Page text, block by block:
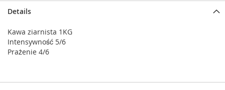
Details
Kawa ziarnista 1KG
Intensywność 5/6
Prażenie 4/6